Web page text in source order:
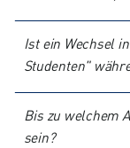
Ist ein Wechsel
Studenten"
Bis zu welchem
sein?